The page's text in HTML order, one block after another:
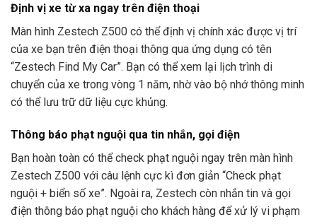
Định vị xe từ xa ngay trên điện thoại
Màn hình Zestech Z500 có thể định vị chính xác được vị trí
của xe bạn trên điện thoại thông qua ứng dụng có tên
“Zestech Find My Car”. Bạn có thể xem lại lịch trình di
chuyển của xe trong vòng 1 năm, nhờ vào bộ nhớ thông minh
có thể lưu trữ dữ liệu cực khủng.
Thông báo phạt nguội qua tin nhắn, gọi điện
Bạn hoàn toàn có thể check phạt nguội ngay trên màn hình
Zestech Z500 với câu lệnh cực kì đơn giản “Check phạt
nguội + biển số xe”. Ngoài ra, Zestech còn nhắn tin và gọi
điện thông báo phạt nguội cho khách hàng để xử lý vi phạm